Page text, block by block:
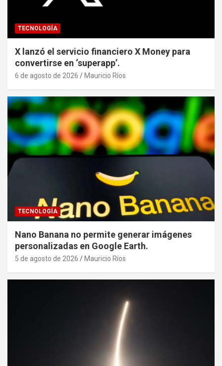
TECNOLOGÍA
X lanzó el servicio financiero X Money para
convertirse en ‘superapp’.
6 de agosto de 2026 Mauricio Ríos
TECNOLOGÍA
Nano Banana no permite generar imágenes
personalizadas en Google Earth.
5 de agosto de 2026 Mauricio Ríos